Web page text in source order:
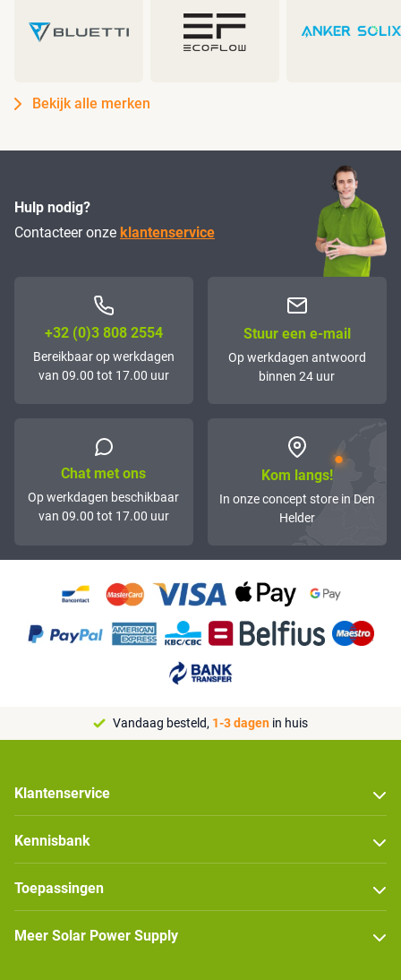
Bekijk alle merken
Hulp nodig?
Contacteer onze klantenservice
+32 (0)3 808 2554
Bereikbaar op werkdagen
van 09.00 tot 17.00 uur
Stuur een e-mail
Op werkdagen antwoord
binnen 24 uur
Chat met ons
Op werkdagen beschikbaar
van 09.00 tot 17.00 uur
Kom langs!
In onze concept store in Den
Helder
Vandaag besteld, 1-3 dagen in huis
Klantenservice
Kennisbank
Toepassingen
Meer Solar Power Supply